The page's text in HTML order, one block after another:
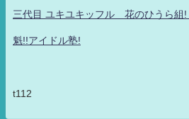
三代目 ユキユキッフル 花のひうら組!
魁!!アイドル塾!
t112